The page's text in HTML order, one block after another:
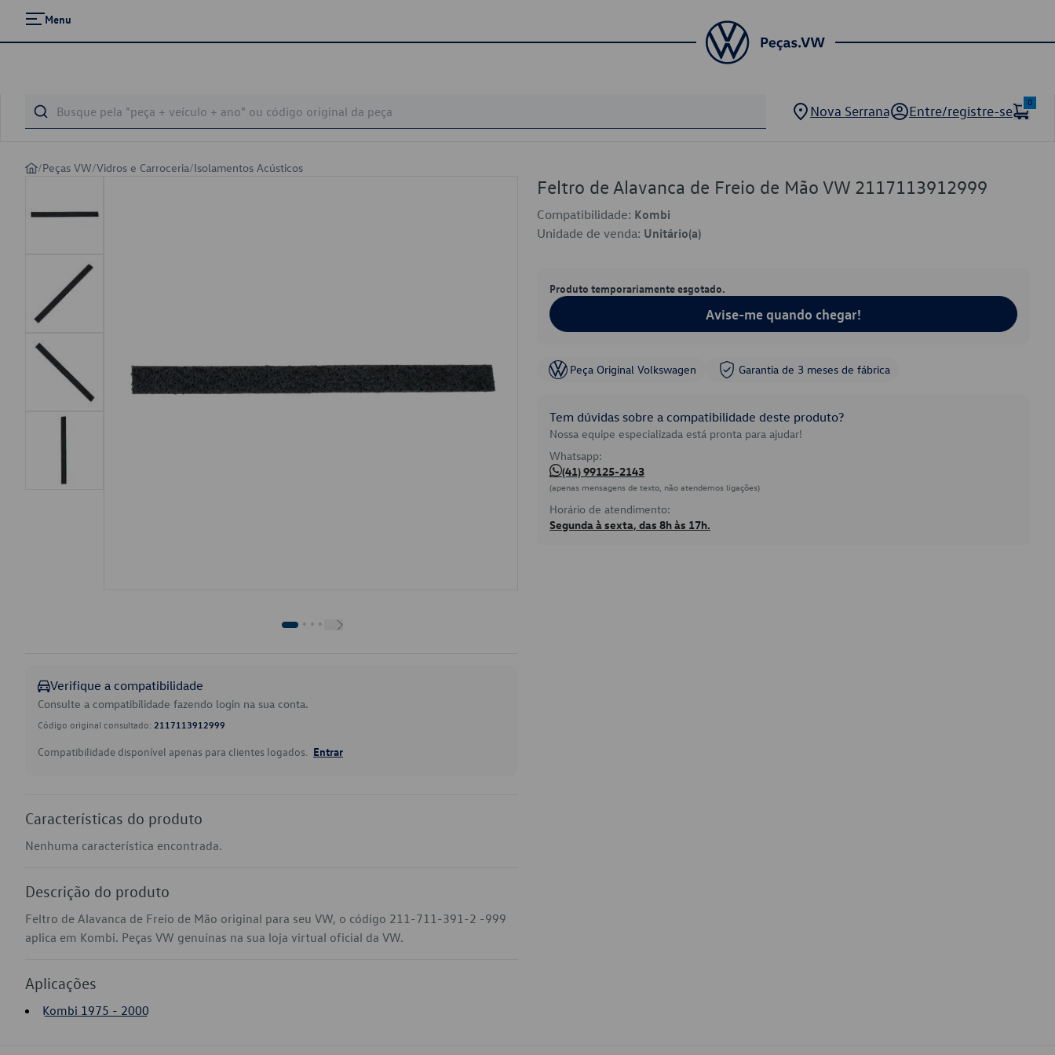
Menu
Nova Serrana Entre/registre-se
0
/Peças VW/Vidros e Carroceria/Isolamentos Acústicos
Verifique a compatibilidade
Consulte a compatibilidade fazendo login na sua conta.
Código original consultado: 2117113912999
Compatibilidade disponível apenas para clientes logados. Entrar
Características do produto
Nenhuma característica encontrada.
Descrição do produto
Feltro de Alavanca de Freio de Mão original para seu VW, o código 211-711-391-2 -999
aplica em Kombi. Peças VW genuínas na sua loja virtual oficial da VW.
Aplicações
Kombi 1975 - 2000
Feltro de Alavanca de Freio de Mão VW 2117113912999
Compatibilidade: Kombi
Unidade de venda: Unitário(a)
Produto temporariamente esgotado.
Avise-me quando chegar!
Peça Original Volkswagen Garantia de 3 meses de fábrica
Tem dúvidas sobre a compatibilidade deste produto?
Nossa equipe especializada está pronta para ajudar!
Whatsapp:
(41) 99125-2143
(apenas mensagens de texto, não atendemos ligações)
Horário de atendimento:
Segunda à sexta, das 8h às 17h.